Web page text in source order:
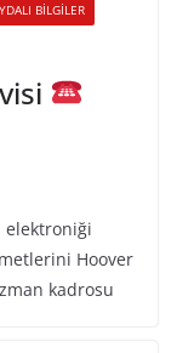
BILGILER
elektroniği
Hoover
kadrosu